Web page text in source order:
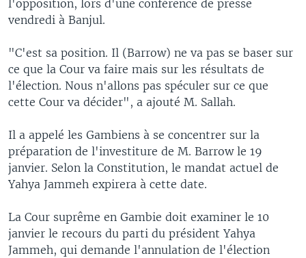
l'opposition, lors d'une conférence de presse
vendredi à Banjul.
"C'est sa position. Il (Barrow) ne va pas se baser sur
ce que la Cour va faire mais sur les résultats de
l'élection. Nous n'allons pas spéculer sur ce que
cette Cour va décider", a ajouté M. Sallah.
Il a appelé les Gambiens à se concentrer sur la
préparation de l'investiture de M. Barrow le 19
janvier. Selon la Constitution, le mandat actuel de
Yahya Jammeh expirera à cette date.
La Cour suprême en Gambie doit examiner le 10
janvier le recours du parti du président Yahya
Jammeh, qui demande l'annulation de l'élection